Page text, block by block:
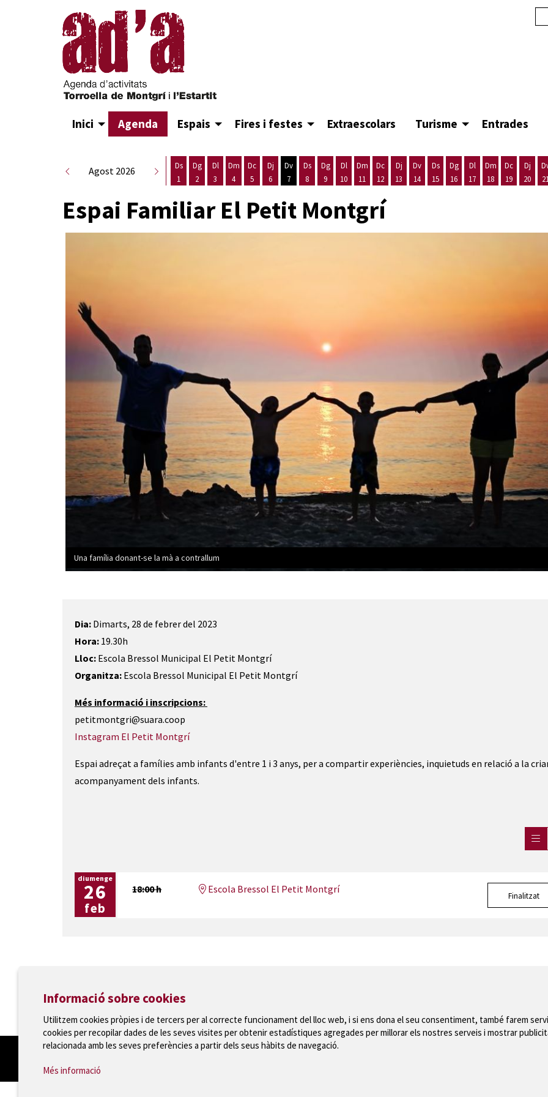
Inici Agenda Espais Fires i festes Extraescolars Turisme Entrades
Agost 2026
Ds
1
Dg
2
Dl
3
Dm
4
Dc
5
Dj
6
Dv
7
Ds
8
Dg
9
Dl
10
Dm
11
Dc
12
Dj
13
Dv
14
Ds
15
Dg
16
Dl
17
Dm
18
Dc
19
Dj
20
Espai Familiar El Petit Montgrí
Una família donant-se la mà a contrallum
Dia: Dimarts, 28 de febrer del 2023
Hora: 19.30h
Lloc: Escola Bressol Municipal El Petit Montgrí
Organitza: Escola Bressol Municipal El Petit Montgrí
Més informació i inscripcions:
petitmontgri@suara.coop
Instagram El Petit Montgrí
Espai adreçat a famílies amb infants d'entre 1 i 3 anys, per a compartir experiències, inquietuds en relació a la
acompanyament dels infants.
diumenge
26
feb
18:00 h Escola Bressol El Petit Montgrí
Finalitzat
Ajuntament de Torroella de Montgrí
Informació sobre cookies
Utilitzem cookies pròpies i de tercers per al correcte funcionament del lloc web, i si ens dona el seu consentiment, també farem
cookies per recopilar dades de les seves visites per obtenir estadístiques agregades per millorar els nostres serveis i mostrar
relacionada amb les seves preferències a partir dels seus hàbits de navegació.
Més informació